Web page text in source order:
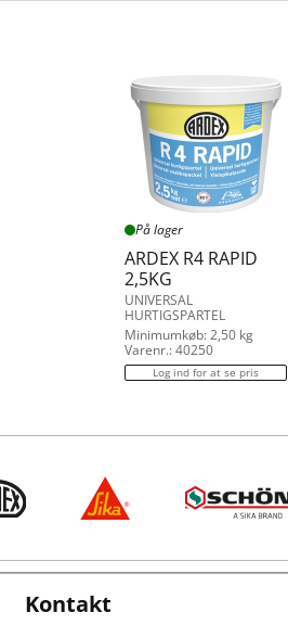
På lager
ARDEX R4 RAPID
2,5KG
UNIVERSAL
HURTIGSPARTEL
Minimumkøb: 2,50 kg
Varenr.: 40250
Log ind for at se pris
Kontakt